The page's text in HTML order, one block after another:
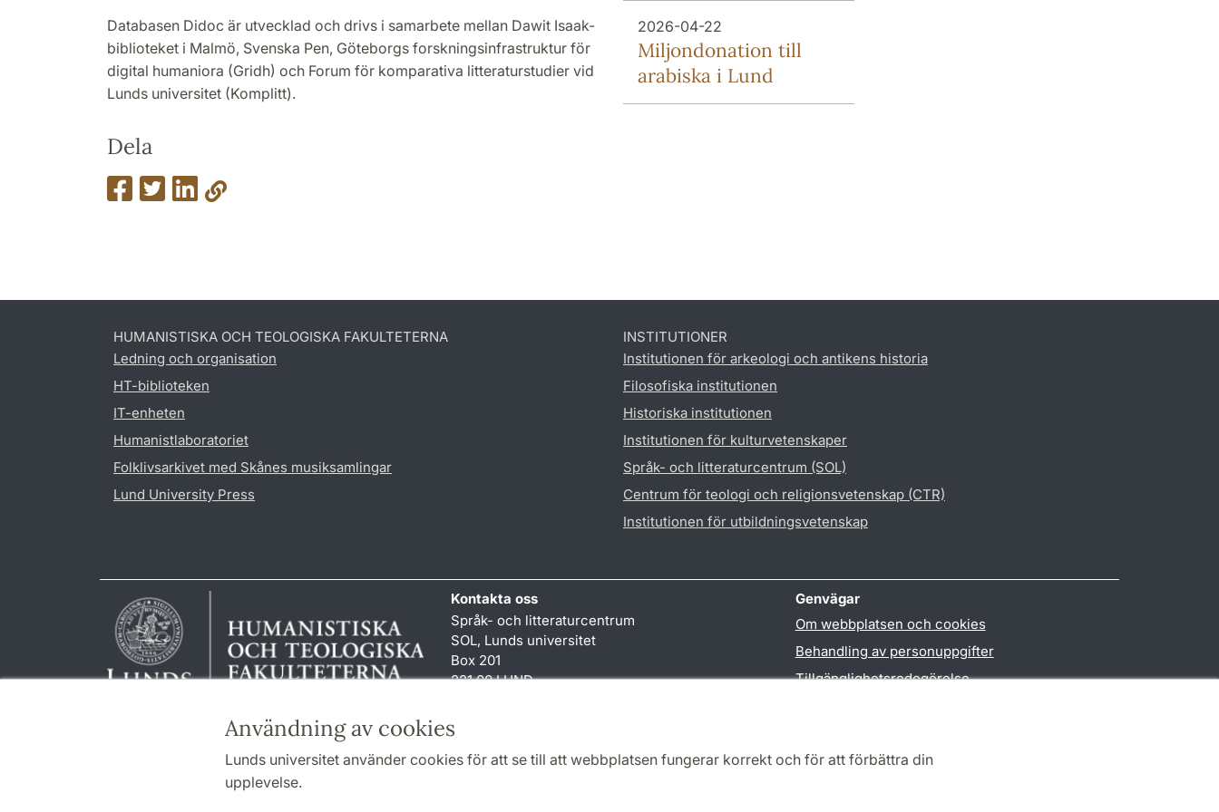
Användning av cookies
Lunds universitet använder cookies för att se till att webbplatsen fungerar korrekt och för att förbättra din
upplevelse.
Databasen Didoc är utvecklad och drivs i samarbete mellan Dawit Isaak-
biblioteket i Malmö, Svenska Pen, Göteborgs forskningsinfrastruktur för
digital humaniora (Gridh) och Forum för komparativa litteraturstudier vid
Lunds universitet (Komplitt).
Dela
2026-04-22
Miljondonation till
arabiska i Lund
HUMANISTISKA OCH TEOLOGISKA FAKULTETERNA
Ledning och organisation
HT-biblioteken
IT-enheten
Humanistlaboratoriet
Folklivsarkivet med Skånes musiksamlingar
Lund University Press
INSTITUTIONER
Institutionen för arkeologi och antikens historia
Filosofiska institutionen
Historiska institutionen
Institutionen för kulturvetenskaper
Språk- och litteraturcentrum (SOL)
Centrum för teologi och religionsvetenskap (CTR)
Institutionen för utbildningsvetenskap
Kontakta oss
Språk- och litteraturcentrum
SOL, Lunds universitet
Box 201
221 00 LUND
Genvägar
Om webbplatsen och cookies
Behandling av personuppgifter
Tillgänglighetsredogörelse